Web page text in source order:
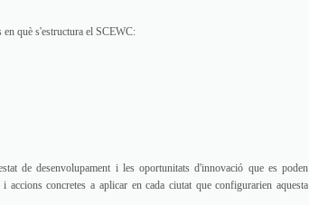
què s'estructura el SCEWC:
de desenvolupament i les oportunitats d'innovació que es poden
concretes a aplicar en cada ciutat que configurarien aquesta